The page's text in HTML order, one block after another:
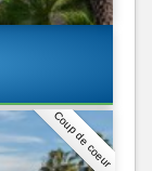
Coup de coeur